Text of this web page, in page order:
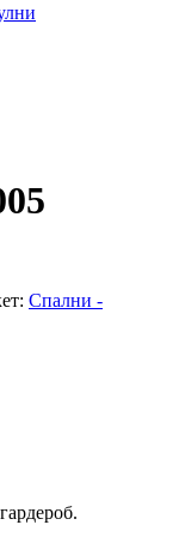
Спални -